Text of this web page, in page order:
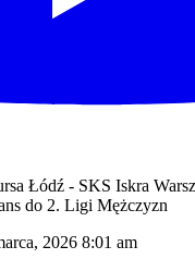
Łódź - SKS Iskra
do 2. Ligi Mężczyzn
2026 8:01 am